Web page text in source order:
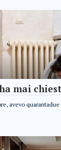
mai
avevo